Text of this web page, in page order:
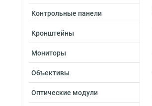
Контрольные панели
Кронштейны
Мониторы
Объективы
Оптические модули